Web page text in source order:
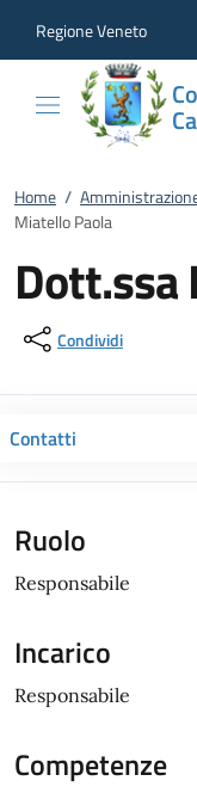
Regione Veneto
Home /
Miatello Paola
Dott.ssa
Condividi
Contatti
Ruolo
Responsabile
Incarico
Responsabile
Competenze